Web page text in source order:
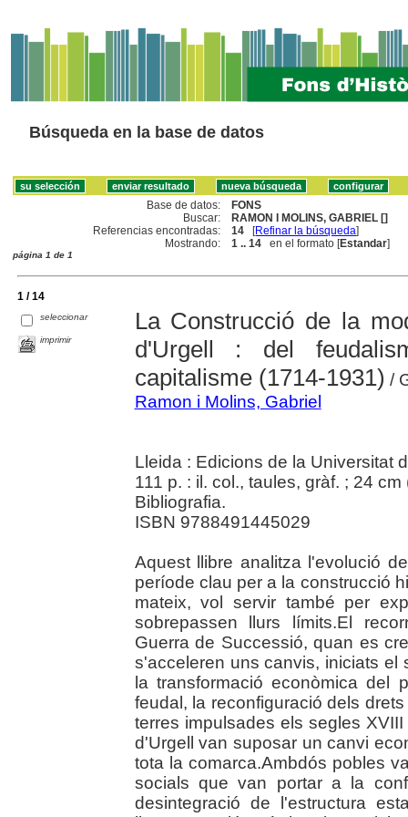
Búsqueda en la base de datos
Base de datos:
FONS
Buscar:
RAMON I MOLINS, GABRIEL []
Referencias encontradas:
14 [Refinar la búsqueda]
Mostrando:
1 .. 14 en el formato [Estandar]
página 1 de 1
1 / 14
seleccionar
imprimir
La Construcció de la
d'Urgell : del
capitalisme (1714-1931) /
Ramon i Molins, Gabriel
Lleida : Edicions de la Universitat
111 p. : il. col., taules, gràf. ; 24 cm
Bibliografia.
ISBN 9788491445029
Aquest llibre analitza l'evolució
període clau per a la construcció
mateix, vol servir també per
sobrepassen llurs límits.El
Guerra de Successió, quan es
s'acceleren uns canvis, iniciats el
la transformació econòmica del
feudal, la reconfiguració dels
terres impulsades els segles
d'Urgell van suposar un canvi
tota la comarca.Ambdós pobles
socials que van portar a la
desintegració de l'estructura